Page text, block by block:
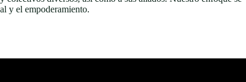
y el empoderamiento.